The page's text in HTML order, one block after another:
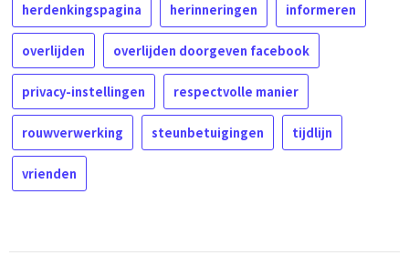
herdenkingspagina herinneringen informeren
overlijden overlijden doorgeven facebook
privacy-instellingen respectvolle manier
rouwverwerking steunbetuigingen tijdlijn
vrienden